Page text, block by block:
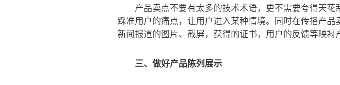
产品卖点不要有太多的技术术语，更不需要夸得天
踩准用户的痛点，让用户进入某种情境。同时在传播产
新闻报道的图片、截屏，获得的证书，用户的反馈等映衬
三、做好产品陈列展示